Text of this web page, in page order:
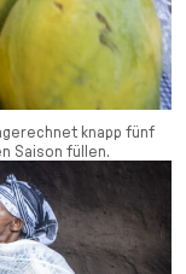
knapp fünf
Saison füllen.